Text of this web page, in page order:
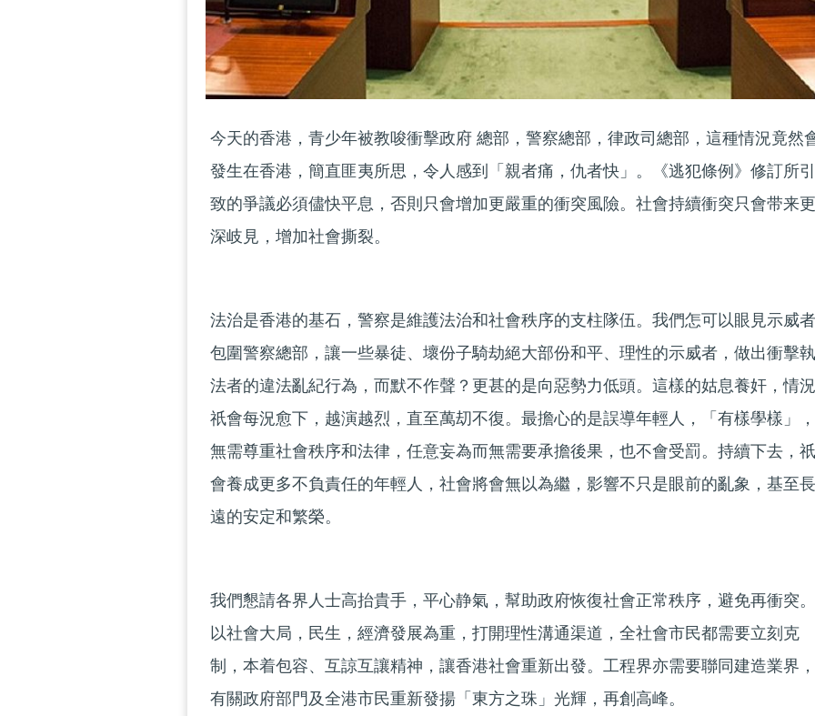
今天的香港，青少年被教唆衝擊政府 總部，警察總部，律政司總部，這種情況竟然
發生在香港，簡直匪夷所思，令人感到「親者痛，仇者快」。《逃犯條例》修訂所引
致的爭議必須儘快平息，否則只會增加更嚴重的衝突風險。社會持續衝突只會带来更
深岐見，增加社會撕裂。
法治是香港的基石，警察是維護法治和社會秩序的支柱隊伍。我們怎可以眼見示威者
包圍警察總部，讓一些暴徒、壞份子騎劫絕大部份和平、理性的示威者，做出衝擊執
法者的違法亂紀行為，而默不作聲？更甚的是向惡勢力低頭。這樣的姑息養奸，情況
祇會每況愈下，越演越烈，直至萬刧不復。最擔心的是誤導年輕人，「有樣學樣」，
無需尊重社會秩序和法律，任意妄為而無需要承擔後果，也不會受罰。持續下去，祇
會養成更多不負責任的年輕人，社會將會無以為繼，影響不只是眼前的亂象，基至長
遠的安定和繁榮。
我們懇請各界人士高抬貴手，平心静氣，幫助政府恢復社會正常秩序，避免再衝突。
以社會大局，民生，經濟發展為重，打開理性溝通渠道，全社會市民都需要立刻克
制，本着包容、互諒互讓精神，讓香港社會重新出發。工程界亦需要聯同建造業界，
有關政府部門及全港市民重新發揚「東方之珠」光輝，再創高峰。